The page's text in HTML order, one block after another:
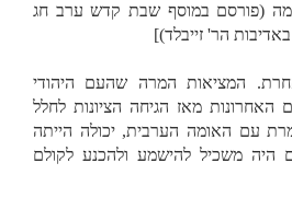
(פורסם במוסף שבת קדש ערב חג
הר' זייבלד)]
המציאות המרה שהעם היהודי
מאז הגיחה הציונות לחלל
עם האומה הערבית, יכולה הייתה
היה משכיל להישמע ולהכנע לקולם